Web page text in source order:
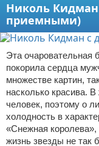
Николь
приемными)
Эта очаровательная
покорила сердца
множестве картин,
насколько красива.
человек, поэтому о
холодность в
«Снежная
жизнь звезды не так